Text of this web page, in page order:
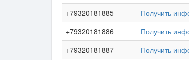
+79320181885
Получить
+79320181886
Получить
+79320181887
Получить